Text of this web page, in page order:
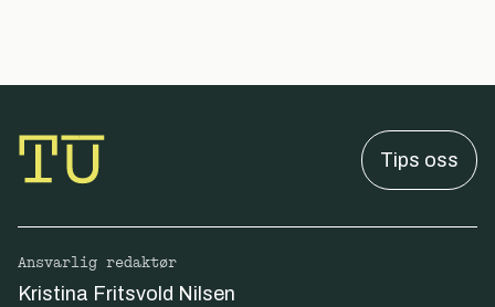
Tips oss
Ansvarlig redaktør
Kristina Fritsvold Nilsen